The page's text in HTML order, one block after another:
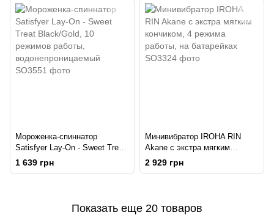
Мороженка-спиннатор
Satisfyer Lay-On - Sweet Treat
Black/Gold, 10 режимов
работы, водонепроницаемый
1 639 грн
Минивибратор IROHA RIN
Akane с экстра мягким
кончиком, 4 режима работы,
на батарейках
2 929 грн
Показать еще 20 товаров